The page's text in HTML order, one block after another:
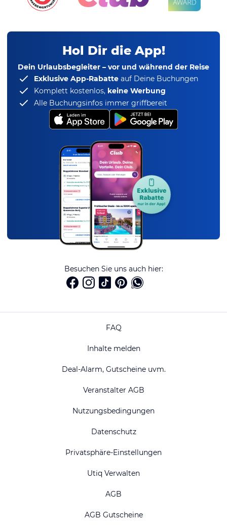
Hol Dir die App!
Dein Urlaubsbegleiter – vor und während der Reise
Exklusive App-Rabatte auf Deine Buchungen
Komplett kostenlos, keine Werbung
Alle Buchungsinfos immer griffbereit
Besuchen Sie uns auch hier:
FAQ
Inhalte melden
Deal-Alarm, Gutscheine uvm.
Veranstalter AGB
Nutzungsbedingungen
Datenschutz
Privatsphäre-Einstellungen
Utiq Verwalten
AGB
AGB Gutscheine